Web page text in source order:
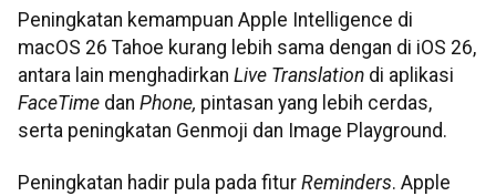
Peningkatan kemampuan Apple Intelligence di
macOS 26 Tahoe kurang lebih sama dengan di iOS 26,
antara lain menghadirkan ​​​​​​​ Live Translation di aplikasi
FaceTime dan Phone, pintasan yang lebih cerdas,
serta peningkatan Genmoji dan Image Playground.
Peningkatan hadir pula pada fitur Reminders. Apple